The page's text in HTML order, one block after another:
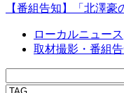
【番組告知】「北澤豪
ローカルニュース
取材撮影・番組